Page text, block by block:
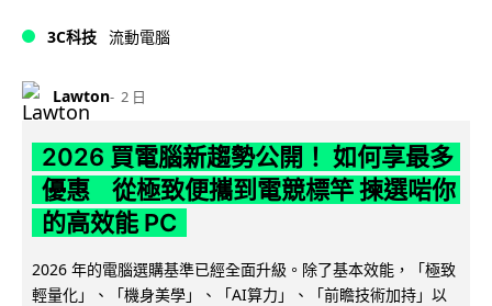
3C科技 流動電腦
Lawton 2 日
2026 買電腦新趨勢公開！ 如何享最多
優惠 從極致便攜到電競標竿 揀選啱你
的高效能 PC
2026 年的電腦選購基準已經全面升級。除了基本效能，「極致
輕量化」、「機身美學」、「AI算力」、「前瞻技術加持」以